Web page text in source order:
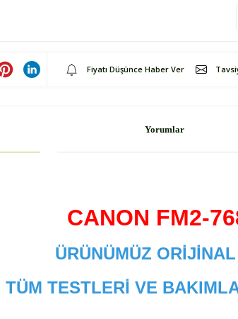
Fiyatı Düşünce Haber Ver
Yorumlar
CANON FM2-
ÜRÜNÜMÜZ
TÜM TESTLERİ VE